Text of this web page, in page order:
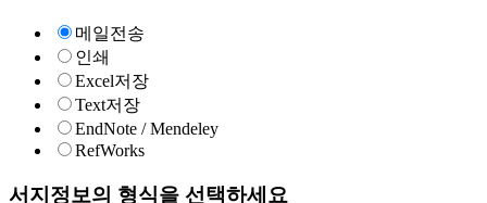
메일전송
인쇄
Excel저장
Text저장
EndNote / Mendeley
RefWorks
서지정보의 형식을 선택하세요